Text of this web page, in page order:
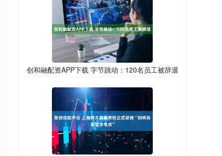
创和融配资APP下载 字节跳动：120名员工被辞退